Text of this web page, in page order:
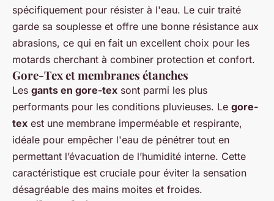
spécifiquement pour résister à l'eau. Le cuir traité
garde sa souplesse et offre une bonne résistance aux
abrasions, ce qui en fait un excellent choix pour les
motards cherchant à combiner protection et confort.
Gore-Tex et membranes étanches
Les gants en gore-tex sont parmi les plus
performants pour les conditions pluvieuses. Le gore-
tex est une membrane imperméable et respirante,
idéale pour empêcher l'eau de pénétrer tout en
permettant l’évacuation de l’humidité interne. Cette
caractéristique est cruciale pour éviter la sensation
désagréable des mains moites et froides.